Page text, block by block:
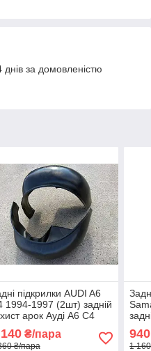
за домовленістю
підкрилки AUDI A6
1994-1997 (2шт) задній
арок Ауді А6 С4
₴/пара
₴/пара
940
1